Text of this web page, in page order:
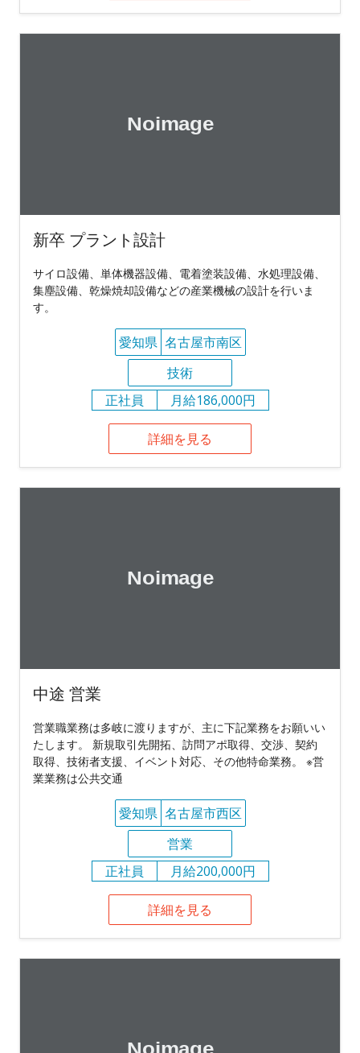
新卒 プラント設計
サイロ設備、単体機器設備、電着塗装設備、水処理設備、
集塵設備、乾燥焼却設備などの産業機械の設計を行いま
す。
愛知県 名古屋市南区
技術
正社員
月給186,000円
詳細を見る
中途 営業
営業職業務は多岐に渡りますが、主に下記業務をお願いい
たします。 新規取引先開拓、訪問アポ取得、交渉、契約
取得、技術者支援、イベント対応、その他特命業務。 ※営
業業務は公共交通
愛知県 名古屋市西区
営業
正社員
月給200,000円
詳細を見る